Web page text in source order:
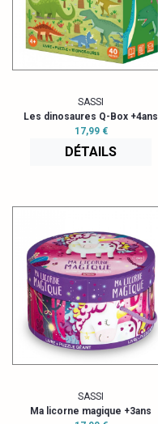
SASSI
Les dinosaures Q-Box +4ans
17,99 €
DÉTAILS
SASSI
Ma licorne magique +3ans